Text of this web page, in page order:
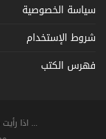
سياسة الخصوصية
شروط الإستخدام
فهرس الكتب
... اذا